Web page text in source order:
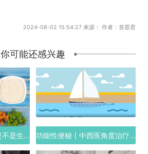
2024-08-02 15:54:27 来源： 作者：首荟君
你可能还感兴趣
大便的气味告诉你，是不是生病了 功能性便秘丨中西医角度治疗思路